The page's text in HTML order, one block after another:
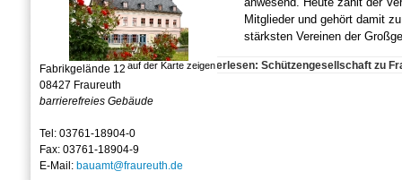
Mitglieder und gehört damit
stärksten Vereinen der
Weiterlesen: Schützengesellschaft zu
auf der Karte zeigen
Fabrikgelände 12
08427 Fraureuth
barrierefreies Gebäude
Tel: 03761-18904-0
Fax: 03761-18904-9
E-Mail: bauamt@fraureuth.de